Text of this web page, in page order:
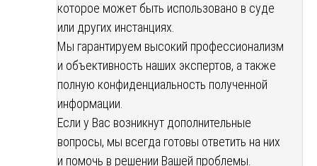
которое может быть использовано в суде
или других инстанциях.
Мы гарантируем высокий профессионализм
и объективность наших экспертов, а также
полную конфиденциальность полученной
информации.
Если у Вас возникнут дополнительные
вопросы, мы всегда готовы ответить на них
и помочь в решении Вашей проблемы.